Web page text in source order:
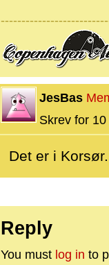
JesBas
Skrev for
Det er i
Reply
You must log in to